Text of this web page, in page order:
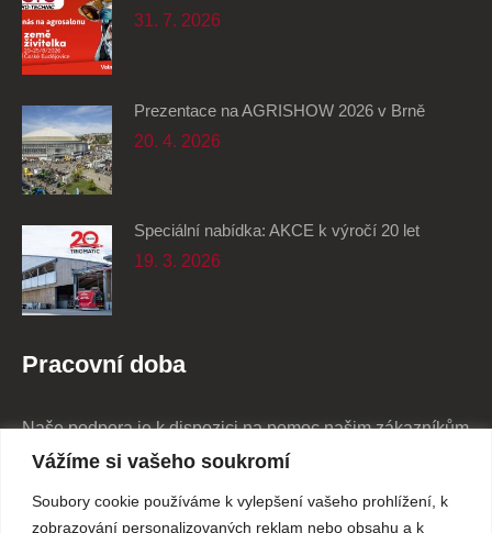
Vážíme si vašeho soukromí
Soubory cookie používáme k vylepšení vašeho prohlížení, k
zobrazování personalizovaných reklam nebo obsahu a k
31. 7. 2026
Prezentace na AGRISHOW 2026 v Brně
20. 4. 2026
Speciální nabídka: AKCE k výročí 20 let
19. 3. 2026
Pracovní doba
Naše podpora je k dispozici na pomoc našim zákazníkům
24/7
Pondělí - Pátek 7:30 - 16:00